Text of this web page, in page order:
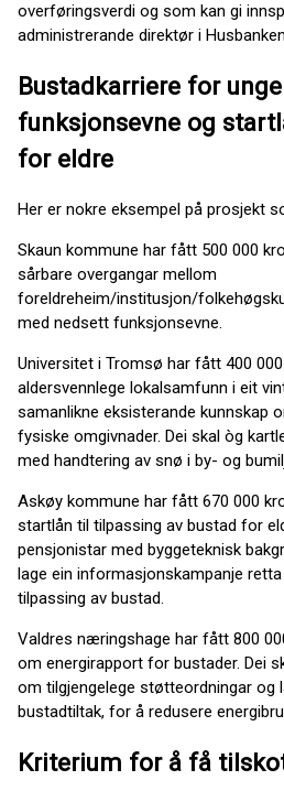
overføringsverdi og som kan gi
administrerande direktør i
Bustadkarriere for
funksjonsevne og
for eldre
Her er nokre eksempel på prosjekt
Skaun kommune har fått 500 000
sårbare overgangar mellom
foreldreheim/institusjon/
med nedsett funksjonsevne.
Universitet i Tromsø har fått 400
aldersvennlege lokalsamfunn i eit
samanlikne eksisterande kunnskap
fysiske omgivnader. Dei skal òg
med handtering av snø i by- og
Askøy kommune har fått 670 000
startlån til tilpassing av bustad for
pensjonistar med byggeteknisk
lage ein informasjonskampanje
tilpassing av bustad.
Valdres næringshage har fått 800
om energirapport for bustader. Dei
om tilgjengelege støtteordningar og
bustadtiltak, for å redusere
Kriterium for å få